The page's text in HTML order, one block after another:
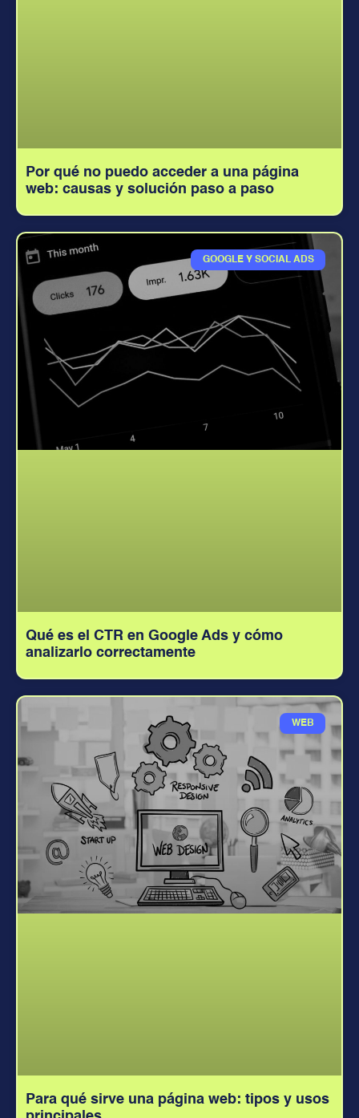
Por qué no puedo acceder a una página
web: causas y solución paso a paso
GOOGLE Y SOCIAL ADS
Qué es el CTR en Google Ads y cómo
analizarlo correctamente
WEB
Para qué sirve una página web: tipos y usos